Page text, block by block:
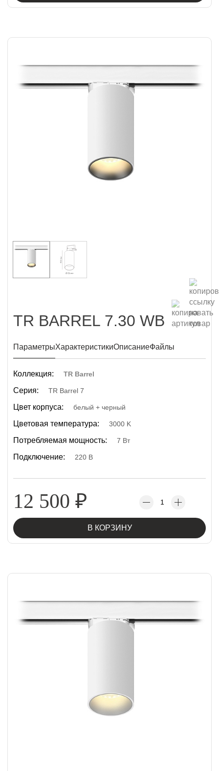
TR BARREL 7.30 WB
ПараметрыХарактеристикиОписаниеФайлы
Коллекция: TR Barrel
Серия: TR Barrel 7
Цвет корпуса: белый + черный
Цветовая температура: 3000 K
Потребляемая мощность: 7 Вт
Подключение: 220 В
12 500 ₽
В КОРЗИНУ